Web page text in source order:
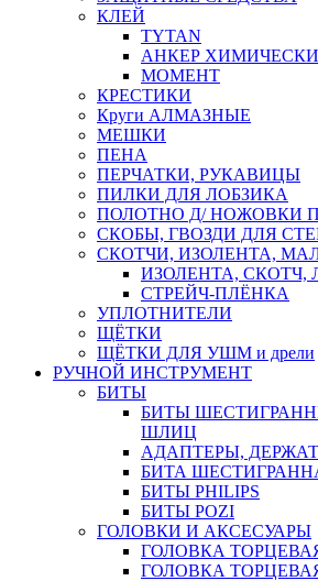
КЛЕЙ
TYTAN
АНКЕР
МОМЕНТ
КРЕСТИКИ
Круги АЛМАЗНЫЕ
МЕШКИ
ПЕНА
ПЕРЧАТКИ, РУКАВИЦЫ
ПИЛКИ ДЛЯ ЛОБЗИКА
ПОЛОТНО Д/ НОЖОВКИ
СКОБЫ, ГВОЗДИ ДЛЯ
СКОТЧИ, ИЗОЛЕНТА,
ИЗОЛЕНТА, СКОТЧ,
СТРЕЙЧ-ПЛЁНКА
УПЛОТНИТЕЛИ
ЩЁТКИ
ЩЁТКИ ДЛЯ УШМ и дрели
РУЧНОЙ ИНСТРУМЕНТ
БИТЫ
БИТЫ
ШЛИЦ
АДАПТЕРЫ,
БИТА
БИТЫ PHILIPS
БИТЫ POZI
ГОЛОВКИ И АКСЕСУАРЫ
ГОЛОВКА
ГОЛОВКА